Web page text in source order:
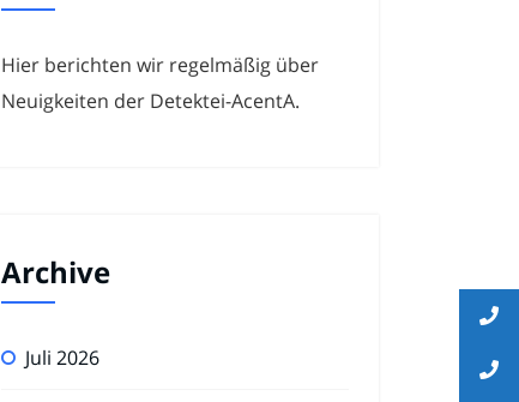
Hier berichten wir regelmäßig über
Neuigkeiten der Detektei-AcentA.
Archive
Juli 2026